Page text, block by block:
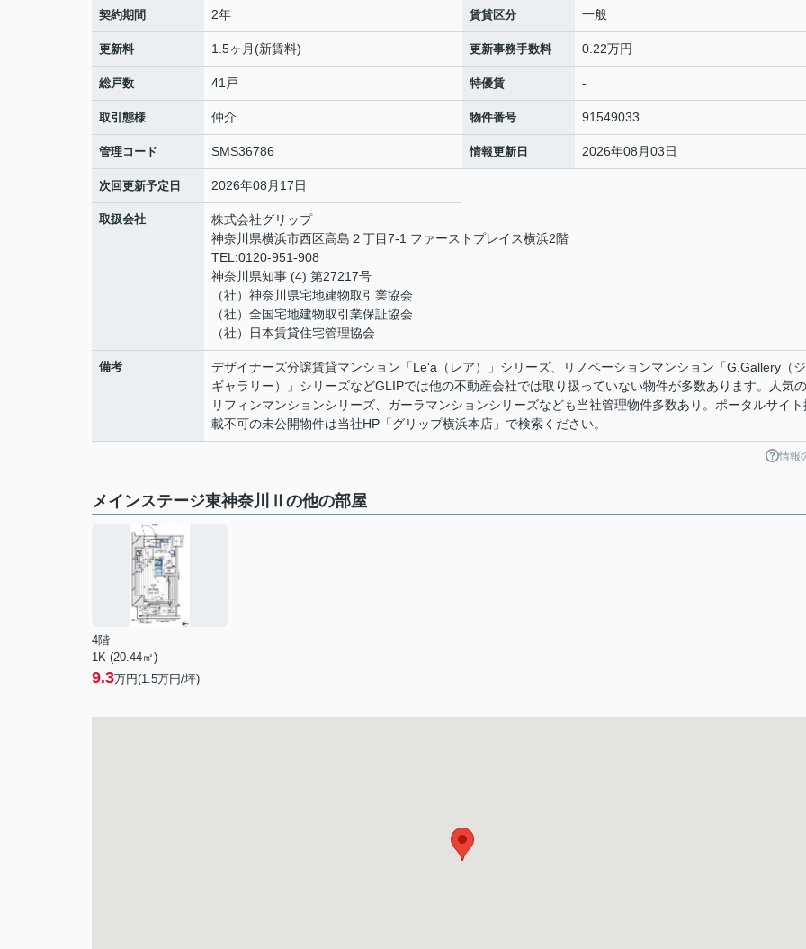
契約期間 2年 賃貸区分 一般
更新料 1.5ヶ月(新賃料) 更新事務手数料 0.22万円
総戸数 41戸 特優賃 -
取引態様 仲介 物件番号 91549033
管理コード SMS36786 情報更新日 2026年08月03日
次回更新予定日 2026年08月17日
取扱会社
株式会社グリップ
神奈川県横浜市西区高島２丁目7-1 ファーストプレイス横浜2階
TEL:0120-951-908
神奈川県知事 (4) 第27217号
（社）神奈川県宅地建物取引業協会
（社）全国宅地建物取引業保証協会
（社）日本賃貸住宅管理協会
備考
デザイナーズ分譲賃貸マンション「Le'a（レア）」シリーズ、リノベーションマンション「G.Gallery（
ギャラリー）」シリーズなどGLIPでは他の不動産会社では取り扱っていない物件が多数あります。人気
リフィンマンションシリーズ、ガーラマンションシリーズなども当社管理物件多数あり。ポータルサイト
載不可の未公開物件は当社HP「グリップ横浜本店」で検索ください。
情報
メインステージ東神奈川Ⅱの他の部屋
4階
1K (20.44㎡)
9.3万円(1.5万円/坪)